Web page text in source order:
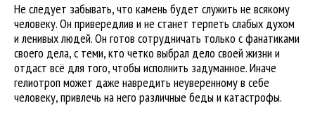
Не следует забывать, что камень будет служить не всякому
человеку. Он привередлив и не станет терпеть слабых духом
и ленивых людей. Он готов сотрудничать только с фанатиками
своего дела, с теми, кто четко выбрал дело своей жизни и
отдаст всё для того, чтобы исполнить задуманное. Иначе
гелиотроп может даже навредить неуверенному в себе
человеку, привлечь на него различные беды и катастрофы.